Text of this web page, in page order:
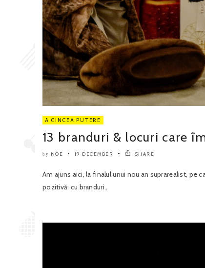
A CINCEA PUTERE
13 branduri & locuri care
by NOE 19 DECEMBER SHARE
Am ajuns aici, la finalul unui nou an suprarealist,
pozitivă: cu branduri..